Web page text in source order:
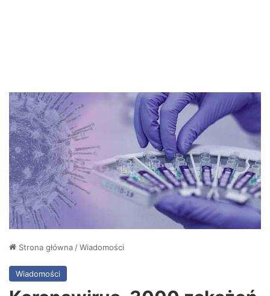
Strona główna /Wiadomości
Wiadomości